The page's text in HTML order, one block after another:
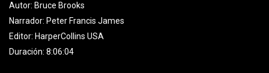
Autor: Bruce Brooks
Narrador: Peter Francis James
Editor: HarperCollins USA
Duración: 8:06:04